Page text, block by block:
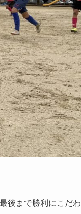
後まで勝利にこだわ